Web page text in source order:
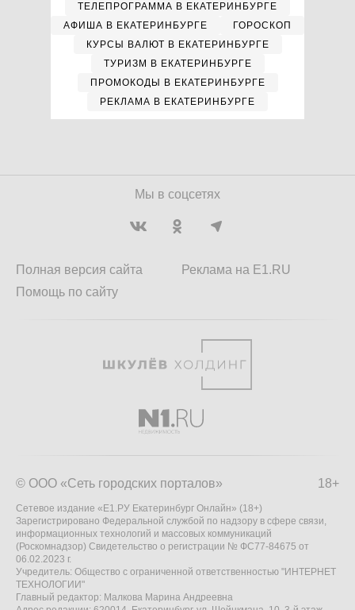
ТЕЛЕПРОГРАММА В ЕКАТЕРИНБУРГЕ
АФИША В ЕКАТЕРИНБУРГЕ
ГОРОСКОП
КУРСЫ ВАЛЮТ В ЕКАТЕРИНБУРГЕ
ТУРИЗМ В ЕКАТЕРИНБУРГЕ
ПРОМОКОДЫ В ЕКАТЕРИНБУРГЕ
РЕКЛАМА В ЕКАТЕРИНБУРГЕ
Мы в соцсетях
Полная версия сайта
Помощь по сайту
Реклама на E1.RU
18+
© ООО «Сеть городских порталов»
Сетевое издание «Е1.РУ Екатеринбург Онлайн» (18+)
Зарегистрировано Федеральной службой по надзору в сфере связи,
информационных технологий и массовых коммуникаций
(Роскомнадзор) Свидетельство о регистрации № ФС77-84675 от
06.02.2023 г.
Учредитель: Общество с ограниченной ответственностью "ИНТЕРНЕТ
ТЕХНОЛОГИИ"
Главный редактор: Малкова Марина Андреевна